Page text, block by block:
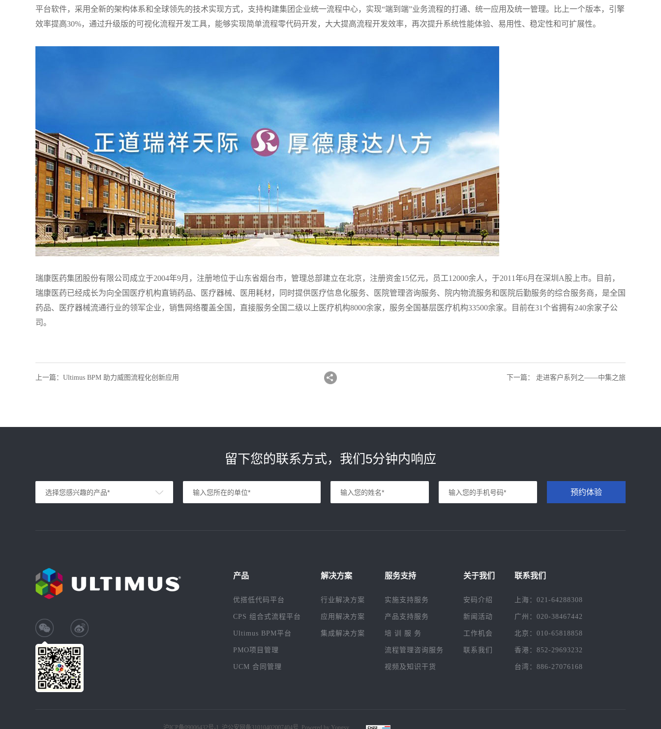
平台软件，采用全新的架构体系和全球领先的技术实现方式，支持构建集团企业统一流程中心，实现“端到端”业务流程的打通、统一应用及统一管理。比上一个版本，引擎
效率提高30%，通过升级版的可视化流程开发工具，能够实现简单流程零代码开发，大大提高流程开发效率，再次提升系统性能体验、易用性、稳定性和可扩展性。
瑞康医药集团股份有限公司成立于2004年9月，注册地位于山东省烟台市，管理总部建立在北京，注册资金15亿元，员工12000余人，于2011年6月在深圳A股上市。目前，
瑞康医药已经成长为向全国医疗机构直销药品、医疗器械、医用耗材，同时提供医疗信息化服务、医院管理咨询服务、院内物流服务和医院后勤服务的综合服务商，是全国
药品、医疗器械流通行业的领军企业，销售网络覆盖全国，直接服务全国二级以上医疗机构8000余家，服务全国基层医疗机构33500余家。目前在31个省拥有240余家子公
司。
上一篇 ： ​Ultimus BPM 助力威图流程化创新应用 下一篇 ： 走进客户系列之——中集之旅
留下您的联系方式，我们5分钟内响应
预约体验
产品
优搭低代码平台
CPS 组合式流程平台
Ultimus BPM平台
PMO项目管理
UCM 合同管理
解决方案
行业解决方案
应用解决方案
集成解决方案
服务支持
实施支持服务
产品支持服务
培 训 服 务
流程管理咨询服务
视频及知识干货
关于我们
安码介绍
新闻活动
工作机会
联系我们
联系我们
上海：021-64288308
广州：020-38467442
北京：010-65818858
香港：852-29693232
台湾：886-27076168
沪ICP备09006432号-1 沪公安网备31010402007404号 Powered by Yongsy